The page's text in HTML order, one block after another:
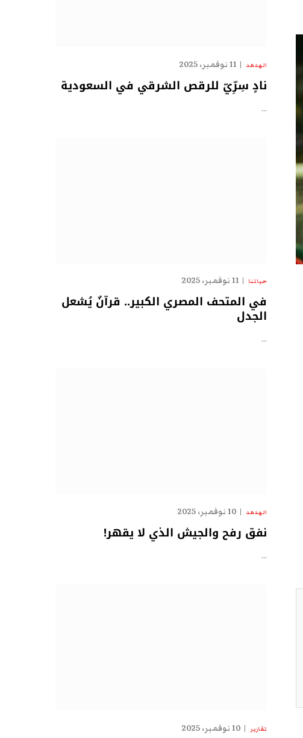
الهدهد 11 نوفمبر، 2025
نادٍ سِرِّيّ للرقص الشرقي في السعودية
…
حياتنا 11 نوفمبر، 2025
في المتحف المصري الكبير.. قرآنٌ يُشعل
الجدل
…
الهدهد 10 نوفمبر، 2025
نفق رفح والجيش الذي لا يقهر!
…
تقارير 10 نوفمبر، 2025